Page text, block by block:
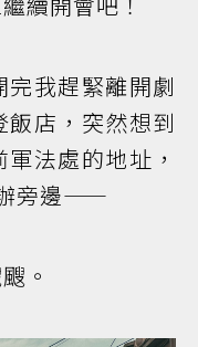
我趕緊離開劇
店，突然想到
法處的地址，
旁邊——
。